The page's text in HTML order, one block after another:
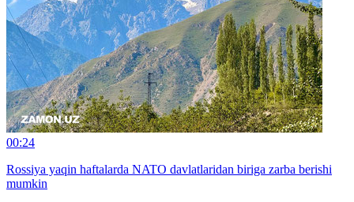
00:24
Rossiya yaqin haftalarda NATO davlatlaridan biriga zarba berishi
mumkin